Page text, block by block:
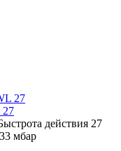
27
действия 27
мбар